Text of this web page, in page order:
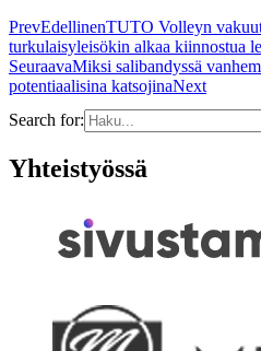
PrevEdellinenTUTO Volleyn
turkulaisyleisökin alkaa kiinnostua
SeuraavaMiksi salibandyssä
potentiaalisina katsojinaNext
Search for:
Yhteistyössä